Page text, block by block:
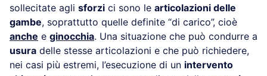
sollecitate agli sforzi ci sono le articolazioni delle
gambe, soprattutto quelle definite “di carico”, cioè
anche e ginocchia. Una situazione che può condurre a
usura delle stesse articolazioni e che può richiedere,
nei casi più estremi, l’esecuzione di un intervento